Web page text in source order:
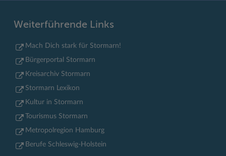
Weiterführende Links
Mach Dich stark für Stormarn!
Bürgerportal Stormarn
Kreisarchiv Stormarn
Stormarn Lexikon
Kultur in Stormarn
Tourismus Stormarn
Metropolregion Hamburg
Berufe Schleswig-Holstein